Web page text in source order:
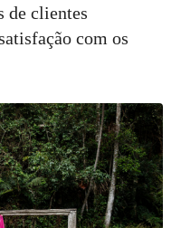
de clientes
com os